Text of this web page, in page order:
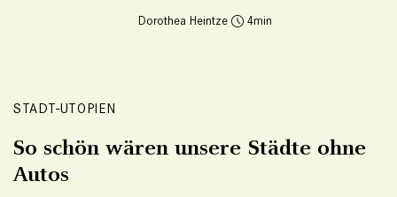
Dorothea Heintze 4
STADT-UTOPIEN
So schön wären unsere Städte ohne
Autos